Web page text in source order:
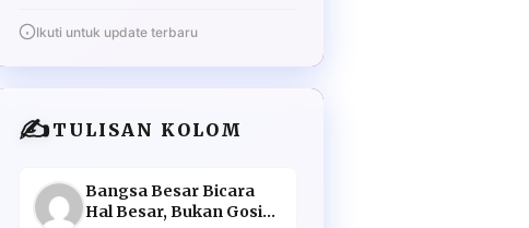
Ikuti untuk update terbaru
✍️TULISAN KOLOM
Bangsa Besar Bicara
Hal Besar, Bukan Gosip